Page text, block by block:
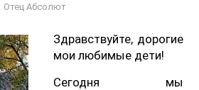
Отец Абсолют
Здравствуйте, дорогие
мои любимые дети!
Сегодня мы